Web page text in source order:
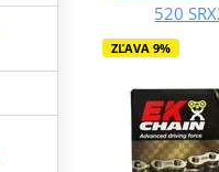
520
ZĽAVA 9%